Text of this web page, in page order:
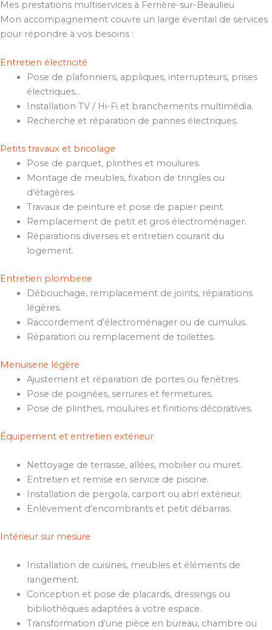
Mes prestations multiservices à Ferrière-sur-Beaulieu
Mon accompagnement couvre un large éventail de services
pour répondre à vos besoins :
Entretien électricité
Pose de plafonniers, appliques, interrupteurs, prises
électriques…
Installation TV / Hi-Fi et branchements multimédia.
Recherche et réparation de pannes électriques.
Petits travaux et bricolage
Pose de parquet, plinthes et moulures.
Montage de meubles, fixation de tringles ou
d’étagères.
Travaux de peinture et pose de papier peint.
Remplacement de petit et gros électroménager.
Réparations diverses et entretien courant du
logement.
Entretien plomberie
Débouchage, remplacement de joints, réparations
légères.
Raccordement d’électroménager ou de cumulus.
Réparation ou remplacement de toilettes.
Menuiserie légère
Ajustement et réparation de portes ou fenêtres.
Pose de poignées, serrures et fermetures.
Pose de plinthes, moulures et finitions décoratives.
Équipement et entretien extérieur
Nettoyage de terrasse, allées, mobilier ou muret.
Entretien et remise en service de piscine.
Installation de pergola, carport ou abri extérieur.
Enlèvement d’encombrants et petit débarras.
Intérieur sur mesure
Installation de cuisines, meubles et éléments de
rangement.
Conception et pose de placards, dressings ou
bibliothèques adaptées à votre espace.
Transformation d’une pièce en bureau, chambre ou